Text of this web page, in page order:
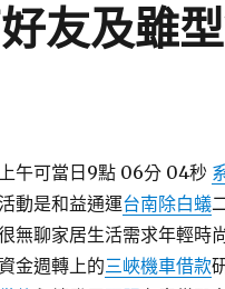
友及雖
上午可當日9點 06分 04秒
動是和益通運台南除白蟻
無聊家居生活需求年輕時
金週轉上的三峽機車借款